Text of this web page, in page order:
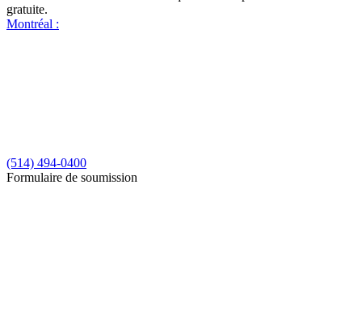
gratuite.
Montréal :
(514) 494-0400
Formulaire de soumission